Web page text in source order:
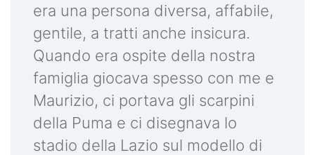
era una persona diversa, affabile,
gentile, a tratti anche insicura.
Quando era ospite della nostra
famiglia giocava spesso con me e
Maurizio, ci portava gli scarpini
della Puma e ci disegnava lo
stadio della Lazio sul modello di